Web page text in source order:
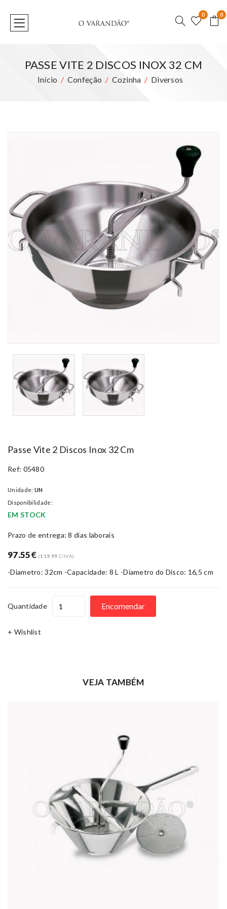
0 0
PASSE VITE 2 DISCOS INOX 32 CM
Início Confeção Cozinha Diversos
Passe Vite 2 Discos Inox 32 Cm
Ref: 05480
Unidade: UN
Disponibilidade:
EM STOCK
Prazo de entrega: 8 dias laborais
97.55€ (119.99 C/IVA)
-Diametro: 32cm -Capacidade: 8 L -Diametro do Disco: 16,5 cm
Quantidade Encomendar
+ Wishlist
VEJA TAMBÉM